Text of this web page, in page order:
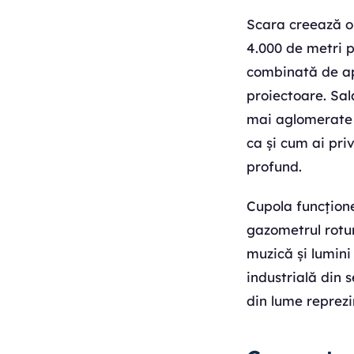
Scara creează
4.000 de metri
combinată de
proiectoare.
mai
ca și cum ai
profund.
Cupola
gazometrul
muzică și
industrială din
din lume